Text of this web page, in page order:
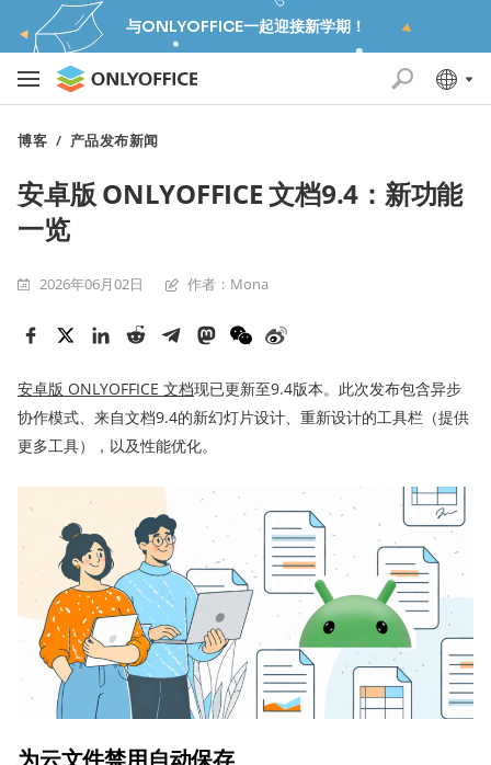
与ONLYOFFICE一起迎接新学期！
博客 / 产品发布新闻
安卓版 ONLYOFFICE 文档9.4：新功能
一览
2026年06月02日 作者：Mona
安卓版 ONLYOFFICE 文档现已更新至9.4版本。此次发布包含异步
协作模式、来自文档9.4的新幻灯片设计、重新设计的工具栏（提供
更多工具），以及性能优化。
为云文件禁用自动保存